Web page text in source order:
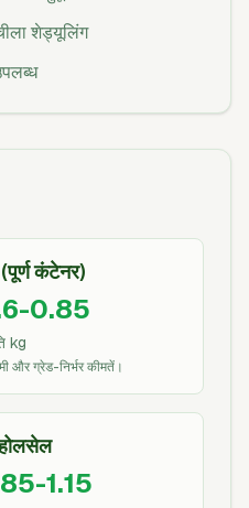
शेड्यूलिंग
(पूर्ण कंटेनर)
0.85
kg
और ग्रेड-निर्भर कीमतें।
1.15